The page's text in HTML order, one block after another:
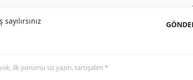
ilk yorumu siz yazın, tartışalım *